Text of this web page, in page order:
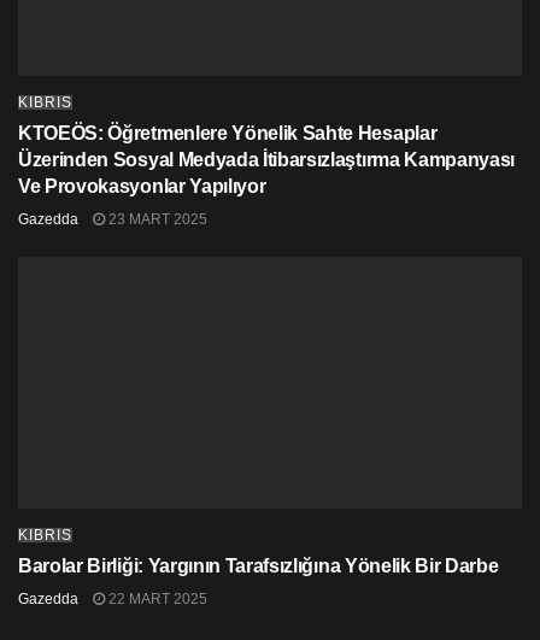
KIBRIS
KTOEÖS: Öğretmenlere Yönelik Sahte Hesaplar
Üzerinden Sosyal Medyada İtibarsızlaştırma Kampanyası
Ve Provokasyonlar Yapılıyor
Gazedda 23 MART 2025
KIBRIS
Barolar Birliği: Yargının Tarafsızlığına Yönelik Bir Darbe
Gazedda 22 MART 2025